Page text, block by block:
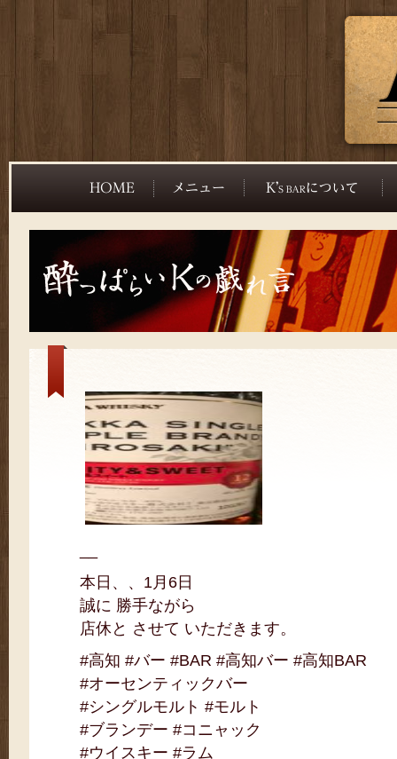
本日、、1月6日
誠に 勝手ながら
店休と させて いただきます。
#高知 #バー #BAR #高知バー #高知BAR
#オーセンティックバー
#シングルモルト #モルト
#ブランデー #コニャック
#ウイスキー #ラム